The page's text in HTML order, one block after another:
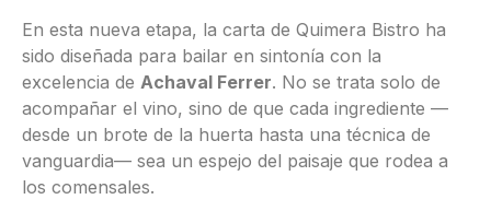
En esta nueva etapa, la carta de Quimera Bistro ha
sido diseñada para bailar en sintonía con la
excelencia de Achaval Ferrer. No se trata solo de
acompañar el vino, sino de que cada ingrediente —
desde un brote de la huerta hasta una técnica de
vanguardia— sea un espejo del paisaje que rodea a
los comensales.